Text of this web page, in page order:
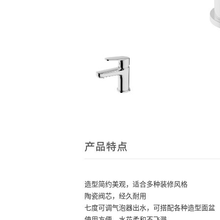
产品特点
造型简约美观，适合多种装修风格
陶瓷阀芯，经久耐用
七度可调气泡器出水，可搭配各种造型面盆